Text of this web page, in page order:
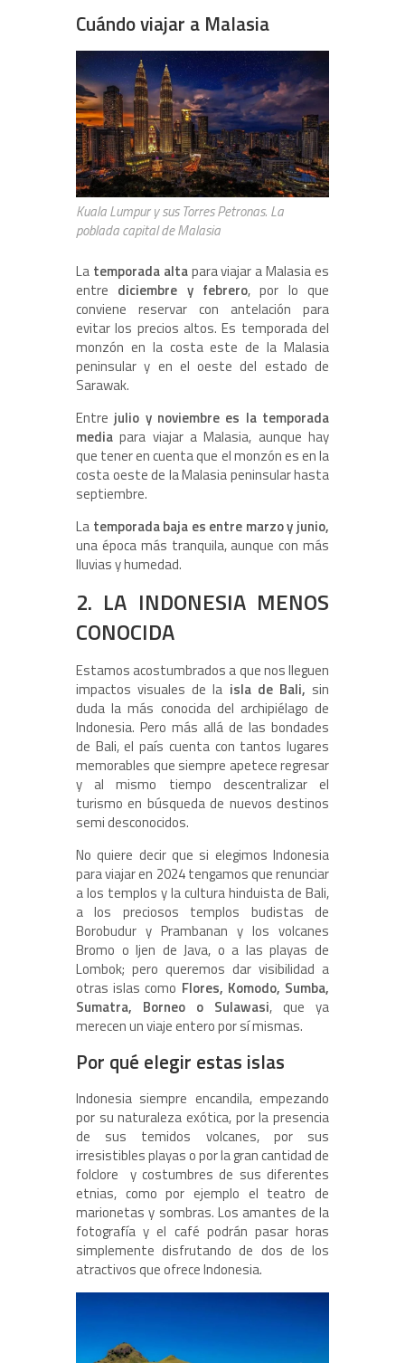
Cuándo viajar a Malasia
Kuala Lumpur y sus Torres Petronas. La
poblada capital de Malasia
La temporada altapara viajar a Malasia es
entre diciembre y febrero, por lo que
conviene reservar con antelación para
evitar los precios altos. Es temporada del
monzón en la costa este de la Malasia
peninsular y en el oeste del estado de
Sarawak.
Entre julio y noviembre es la temporada
media para viajar a Malasia, aunque hay
que tener en cuenta que el monzón es en la
costa oeste de la Malasia peninsular hasta
septiembre.
La temporada baja es entre marzo y junio,
una época más tranquila, aunque con más
lluvias y humedad.
2. LA INDONESIA MENOS
CONOCIDA
Estamos acostumbrados a que nos lleguen
impactos visuales de la isla de Bali, sin
duda la más conocida del archipiélago de
Indonesia. Pero más allá de las bondades
de Bali, el país cuenta con tantos lugares
memorables que siempre apetece regresar
y al mismo tiempo descentralizar el
turismo en búsqueda de nuevos destinos
semi desconocidos.
No quiere decir que si elegimos Indonesia
para viajar en 2024 tengamos que renunciar
a los templos y la cultura hinduista de Bali,
a los preciosos templos budistas de
Borobudur y Prambanan y los volcanes
Bromo o Ijen de Java, o a las playas de
Lombok; pero queremos dar visibilidad a
otras islas como Flores, Komodo, Sumba,
Sumatra, Borneo o Sulawasi, que ya
merecen un viaje entero por sí mismas.
Por qué elegir estas islas
Indonesia siempre encandila, empezando
por su naturaleza exótica, por la presencia
de sus temidos volcanes, por sus
irresistibles playas o por la gran cantidad de
folclore y costumbres de sus diferentes
etnias, como por ejemplo el teatro de
marionetas y sombras. Los amantes de la
fotografía y el café podrán pasar horas
simplemente disfrutando de dos de los
atractivos que ofrece Indonesia.